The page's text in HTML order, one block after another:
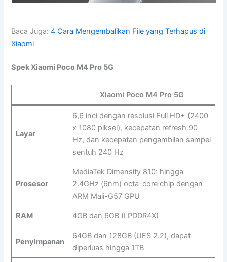
Baca Juga:4 Cara Mengembalikan File yang Terhapus di
Xiaomi
Spek Xiaomi Poco M4 Pro 5G
Xiaomi Poco M4 Pro 5G
Layar
6,6 inci dengan resolusi Full HD+ (2400
x 1080 piksel), kecepatan refresh 90
Hz, dan kecepatan pengambilan sampel
sentuh 240 Hz
Prosesor
MediaTek Dimensity 810: hingga
2.4GHz (6nm) octa-core chip dengan
ARM Mali-G57 GPU
RAM 4GB dan 6GB (LPDDR4X)
Penyimpanan
64GB dan 128GB (UFS 2.2), dapat
diperluas hingga 1TB